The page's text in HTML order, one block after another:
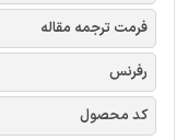
فرمت ترجمه مقاله
رفرنس
کد محصول